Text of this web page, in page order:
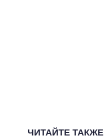
ЧИТАЙТЕ ТАКЖЕ